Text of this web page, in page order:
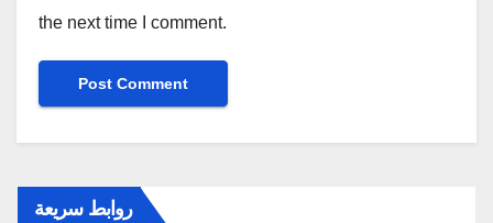
the next time I comment.
روابط سريعة